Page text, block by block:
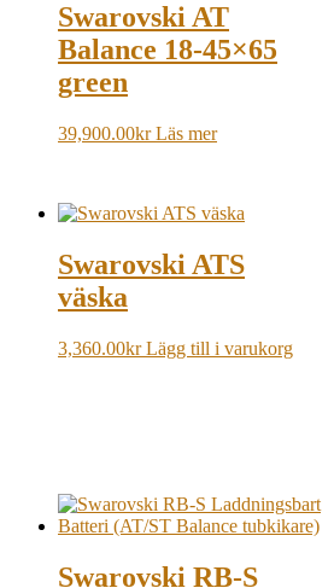
Swarovski AT
Balance 18-45×65
green
39,900.00kr Läs mer
Swarovski ATS
väska
3,360.00kr Lägg till i varukorg
Swarovski RB-S